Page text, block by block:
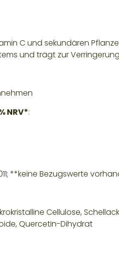
C und sekundären
und trägt zur
NRV*:
**keine Bezugswerte
Cellulose,
Quercetin-Dihydrat